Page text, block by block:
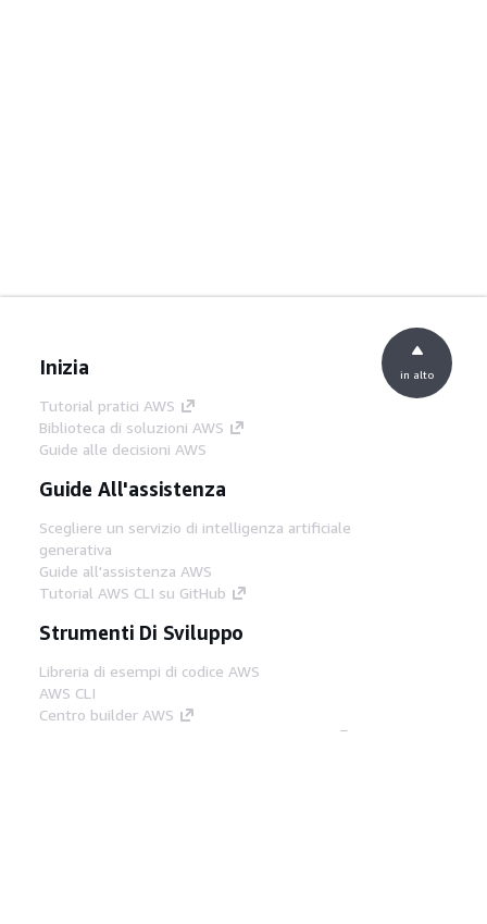
Inizia
Tutorial pratici AWS
Biblioteca di soluzioni AWS
Guide alle decisioni AWS
Guide All'assistenza
Scegliere un servizio di intelligenza artificiale
generativa
Guide all'assistenza AWS
Tutorial AWS CLI su GitHub
Strumenti Di Sviluppo
Libreria di esempi di codice AWS
AWS CLI
Centro builder AWS
in alto